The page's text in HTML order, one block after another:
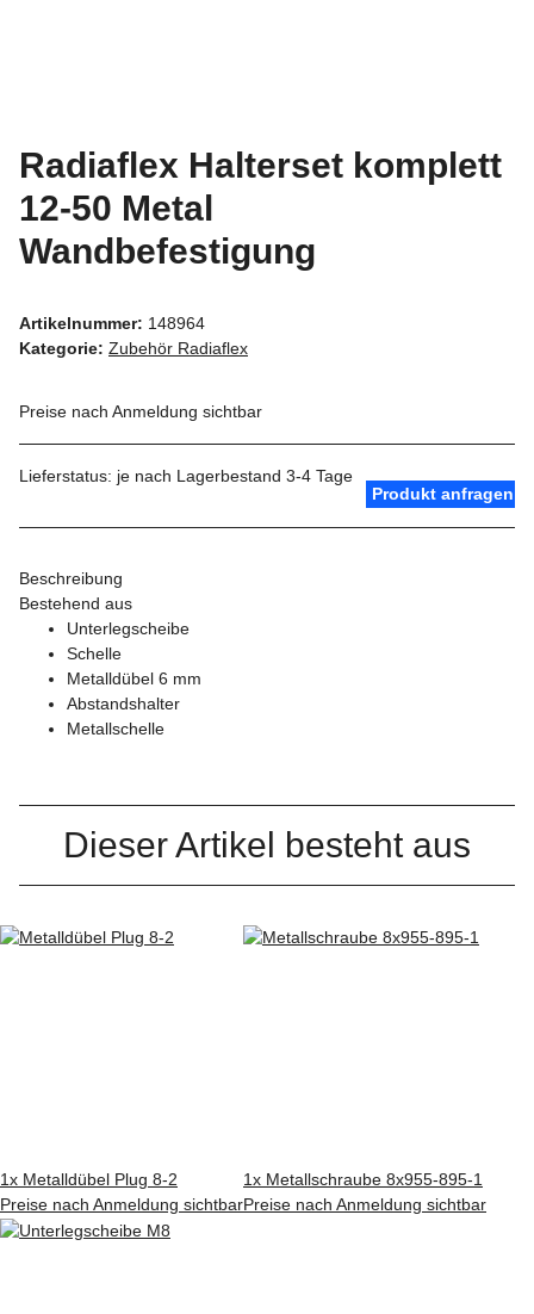
Radiaflex Halterset komplett
12-50 Metal
Wandbefestigung
Artikelnummer: 148964
Kategorie: Zubehör Radiaflex
Preise nach Anmeldung sichtbar
Lieferstatus: je nach Lagerbestand 3-4 Tage
Produkt anfragen
Beschreibung
Bestehend aus
Unterlegscheibe
Schelle
Metalldübel 6 mm
Abstandshalter
Metallschelle
Dieser Artikel besteht aus
1x Metalldübel Plug 8-2
Preise nach Anmeldung sichtbar
1x Metallschraube 8x955-895-1
Preise nach Anmeldung sichtbar